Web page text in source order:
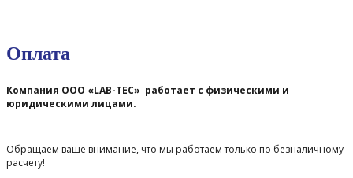
Оплата
Компания ООО «LAB-TEC» работает с физическими и
юридическими лицами.
Обращаем ваше внимание, что мы работаем только по безналичному
расчету!